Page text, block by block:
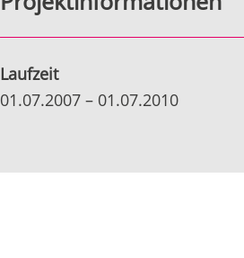
Laufzeit
01.07.2007– 01.07.2010